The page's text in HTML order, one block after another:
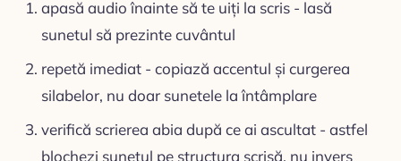
apasă audio înainte să te uiți la scris - lasă
sunetul să prezinte cuvântul
repetă imediat - copiază accentul și curgerea
silabelor, nu doar sunetele la întâmplare
verifică scrierea abia după ce ai ascultat - astfel
blochezi sunetul pe structura scrisă, nu invers